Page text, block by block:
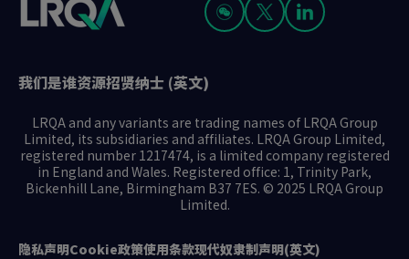
我们是谁资源招贤纳士 (英文)
LRQA and any variants are trading names of LRQA Group
Limited, its subsidiaries and affiliates. LRQA Group Limited,
registered number 1217474, is a limited company registered
in England and Wales. Registered office: 1, Trinity Park,
Bickenhill Lane, Birmingham B37 7ES. © 2025 LRQA Group
Limited.
隐私声明Cookie政策使用条款现代奴隶制声明(英文)